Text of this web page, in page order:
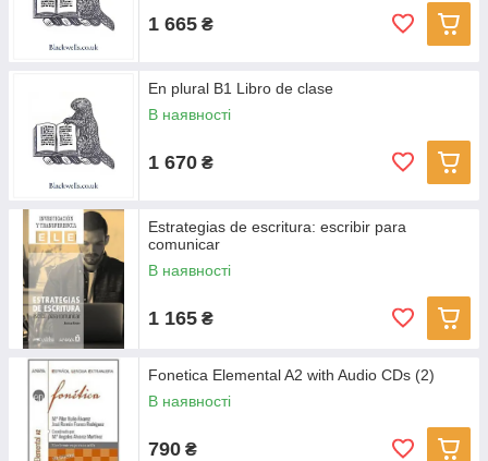
1 665 ₴
En plural B1 Libro de clase
В наявності
1 670 ₴
Estrategias de escritura: escribir para
comunicar
В наявності
1 165 ₴
Fonetica Elemental A2 with Audio CDs (2)
В наявності
790 ₴